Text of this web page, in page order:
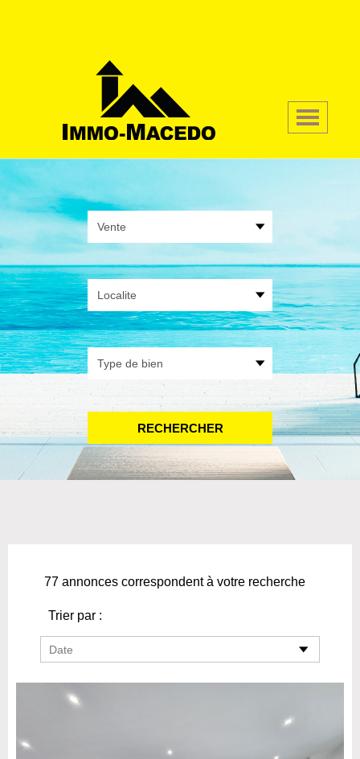
77 annonces correspondent à votre recherche
Trier par :
Date